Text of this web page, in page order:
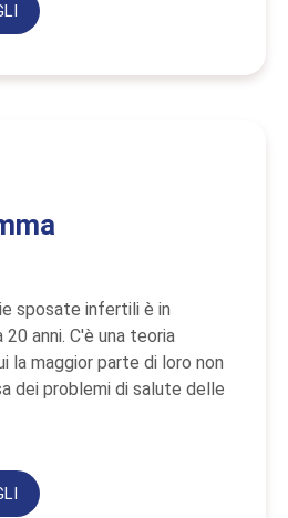
sposate infertili è in
anni. C'è una teoria
la maggior parte di loro non
dei problemi di salute delle